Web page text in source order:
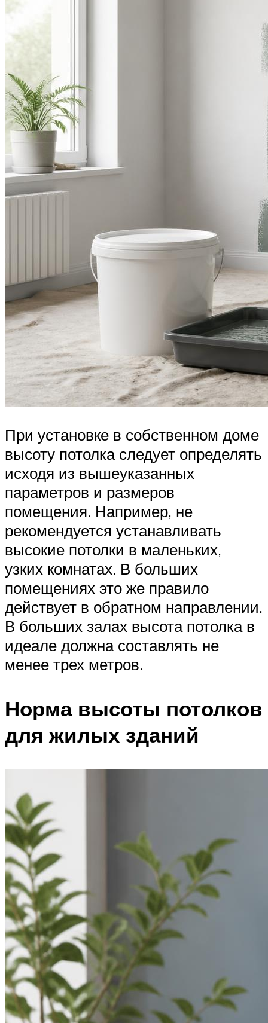
При установке в собственном доме
высоту потолка следует определять
исходя из вышеуказанных
параметров и размеров
помещения. Например, не
рекомендуется устанавливать
высокие потолки в маленьких,
узких комнатах. В больших
помещениях это же правило
действует в обратном направлении.
В больших залах высота потолка в
идеале должна составлять не
менее трех метров.
Норма высоты потолков
для жилых зданий